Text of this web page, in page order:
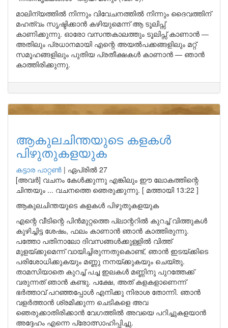
മാലിന്യത്തിൽ നിന്നും വിവേചനത്തിൽ നിന്നും ദൈവത്തിന്
മഹത്വം സൃഷ്ടിക്കാൻ കഴിയുമെന്ന് ആ ടൂലിപ്സ്
കാണിക്കുന്നു. ഓരോ വസന്തകാലത്തും ടൂലിപ്സ് കാണാൻ —
അതിലും പ്രധാനമായി എന്റെ അയൽപക്കങ്ങളിലും മറ്റ്
സമൂഹങ്ങളിലും പുതിയ പ്രതീക്ഷകൾ കാണാൻ — ഞാൻ
കാത്തിരിക്കുന്നു.
ആകുലചിന്തയുടെ കളകൾ
പിഴുതുകളയുക
കട്ടാര പാറ്റൺ | ഏപ്രിൽ 27
[അവർ] വചനം കേൾക്കുന്നു എങ്കിലും ഈ ലോകത്തിന്റെ
ചിന്തയും ... വചനത്തെ ഞെരുക്കുന്നു. [ മത്തായി 13:22 ]
ആകുലചിന്തയുടെ കളകൾ പിഴുതുകളയുക
എന്റെ വീടിന്റെ പിൻമുറ്റത്തെ പ്ലാന്ററിൽ കുറച്ച് വിത്തുകൾ
കുഴിച്ചിട്ട ശേഷം, ഫലം കാണാൻ ഞാൻ കാത്തിരുന്നു.
പത്തോ പതിനാലോ ദിവസങ്ങൾക്കുള്ളിൽ വിത്ത്
മുളയ്ക്കുമെന്ന് വായിച്ചിരുന്നതുകൊണ്ട്, ഞാൻ ഇടയ്ക്കിടെ
പരിശോധിക്കുകയും മണ്ണു നനയ്ക്കുകയും ചെയ്തു.
താമസിയാതെ കുറച്ച് പച്ച ഇലകൾ മണ്ണിനു പുറത്തേക്ക്
വരുന്നത് ഞാൻ കണ്ടു. പക്ഷേ, അത് കളകളാണെന്ന്
ഭർത്താവ് പറഞ്ഞപ്പോൾ എനിക്കു നിരാശ തോന്നി. ഞാൻ
വളർത്താൻ ശ്രമിക്കുന്ന ചെടികളെ അവ
ഞെരുക്കാതിരിക്കാൻ വേഗത്തിൽ അവയെ പറിച്ചുകളയാൻ
അദ്ദേഹം എന്നെ പ്രോത്സാഹിപ്പിച്ചു.